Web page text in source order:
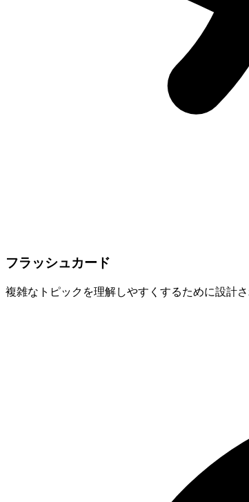
フラッシュカード
複雑なトピックを理解しやすくするために設計